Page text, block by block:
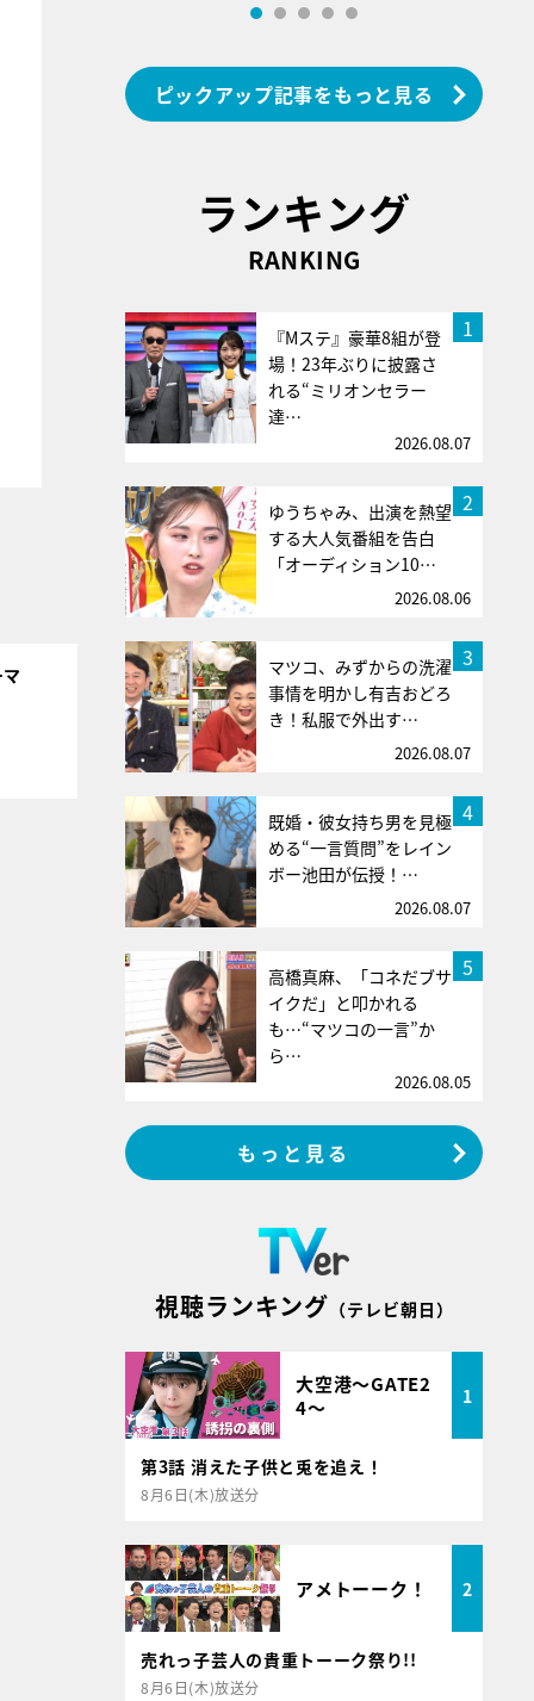
マ
ピックアップ記事をもっと見る
ランキング
RANKING
1
『Mステ』豪華8組が登
場！23年ぶりに披露さ
れる“ミリオンセラー
達…
2026.08.07
2
ゆうちゃみ、出演を熱望
する大人気番組を告白
「オーディション10…
2026.08.06
3
マツコ、みずからの洗濯
事情を明かし有吉おどろ
き！私服で外出す…
2026.08.07
4
既婚・彼女持ち男を見極
める“一言質問”をレイン
ボー池田が伝授！…
2026.08.07
5
高橋真麻、「コネだブサ
イクだ」と叩かれる
も…“マツコの一言”か
ら…
2026.08.05
もっと見る
視聴ランキング （テレビ朝日）
大空港～GATE2
4～
1
第3話 消えた子供と兎を追え！
8月6日(木)放送分
アメトーーク！ 2
売れっ子芸人の貴重トーーク祭り!!
8月6日(木)放送分